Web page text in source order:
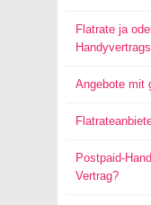
Flatrate ja
Angebote mit
Postpaid-
Vertrag?